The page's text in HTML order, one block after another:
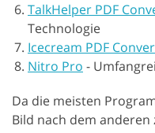
TalkHelper PDF
Technologie
Icecream PDF
Nitro Pro -
Da die meisten
Bild nach dem